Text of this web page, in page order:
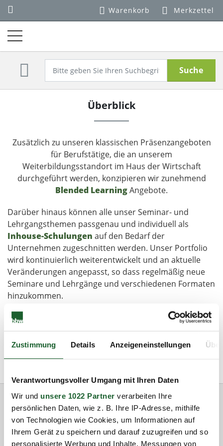
Zustimmung Details Anzeigeneinstellungen
Verantwortungsvoller Umgang mit Ihren Daten
Wir und unsere 1022 Partner verarbeiten Ihre
persönlichen Daten, wie z. B. Ihre IP-Adresse, mithilfe
von Technologien wie Cookies, um Informationen auf
Ihrem Gerät zu speichern und darauf zuzugreifen und so
personalisierte Werbung und Inhalte, Messungen von
Warenkorb Merkzettel
Suche
Überblick
Zusätzlich zu unseren klassischen Präsenzangeboten
für Berufstätige, die an unserem
Weiterbildungsstandort im Haus der Wirtschaft
durchgeführt werden, konzipieren wir zunehmend
Blended LearningAngebote.
Darüber hinaus können alle unser Seminar- und
Lehrgangsthemen passgenau und individuell als
Inhouse-Schulungen auf den Bedarf der
Unternehmen zugeschnitten werden. Unser Portfolio
wird kontinuierlich weiterentwickelt und an aktuelle
Veränderungen angepasst, so dass regelmäßig neue
Seminare und Lehrgänge und verschiedenen Formaten
hinzukommen.
40% Ihrer Lehrgangsgebühren sparen können ? Gern
beraten wir unsere Kunden zu den
Finanzierungsinstrumenten unserer Weiterbildungen
Mit Blended Learning zum Erfolg